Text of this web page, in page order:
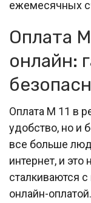
ежемесячных
Оплата
онлайн:
Оплата М 11 в
удобство, но и
все больше
интернет, и
сталкиваются
онлайн-